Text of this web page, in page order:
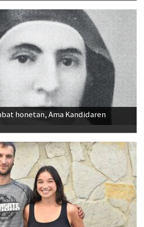
honetan, Ama Kandidaren